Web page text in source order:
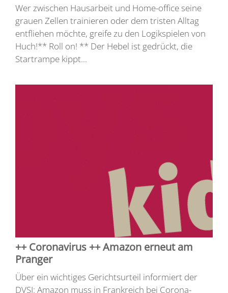
Wer zwischen Hausarbeit und Home-office seine
grauen Zellen trainieren oder dem tristen Alltag
entfliehen möchte, greife zu den Logikspielen von
Huch!** Roll on! ** Der Hebel ist gedrückt, die
Startrampe kippt...
++ Coronavirus ++ Amazon erneut am
Pranger
Über ein wichtiges Gerichtsurteil informiert der
DVSI: Amazon muss in Frankreich bei Corona-